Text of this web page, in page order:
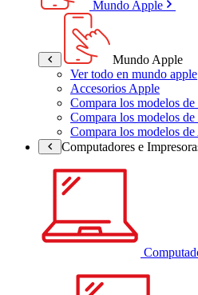
Mundo Apple
Mundo Apple
Ver todo en mundo apple
Accesorios Apple
Compara los modelos de
Compara los modelos de
Compara los modelos
Computadores e